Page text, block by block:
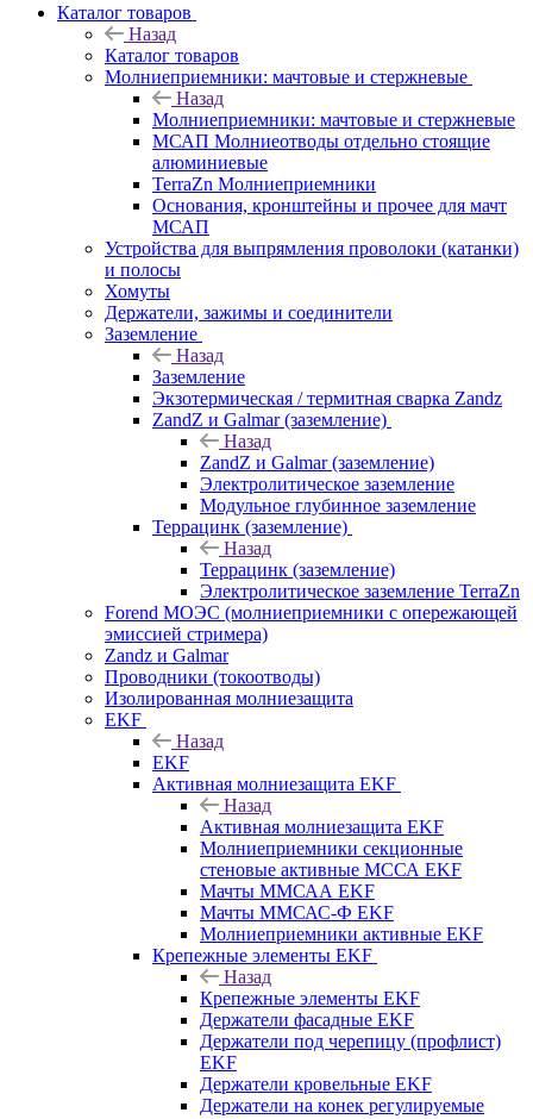
Каталог товаров
Назад
Каталог товаров
Молниеприемники: мачтовые и стержневые
Назад
Молниеприемники: мачтовые и стержневые
МСАП Молниеотводы отдельно стоящие
алюминиевые
TerraZn Молниеприемники
Основания, кронштейны и прочее для мачт
МСАП
Устройства для выпрямления проволоки (катанки)
и полосы
Хомуты
Держатели, зажимы и соединители
Заземление
Назад
Заземление
Экзотермическая / термитная сварка Zandz
ZandZ и Galmar (заземление)
Назад
ZandZ и Galmar (заземление)
Электролитическое заземление
Модульное глубинное заземление
Террацинк (заземление)
Назад
Террацинк (заземление)
Электролитическое заземление TerraZn
Forend МОЭС (молниеприемники с опережающей
эмиссией стримера)
Zandz и Galmar
Проводники (токоотводы)
Изолированная молниезащита
EKF
Назад
EKF
Активная молниезащита EKF
Назад
Активная молниезащита EKF
Молниеприемники секционные
стеновые активные МССА EKF
Мачты ММСАА EKF
Мачты ММСАС-Ф EKF
Молниеприемники активные EKF
Крепежные элементы EKF
Назад
Крепежные элементы EKF
Держатели фасадные EKF
Держатели под черепицу (профлист)
EKF
Держатели кровельные EKF
Держатели на конек регулируемые